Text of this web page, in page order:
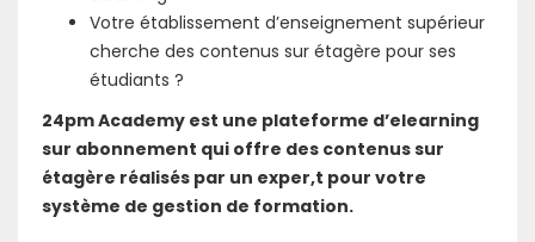
Votre établissement d’enseignement supérieur
cherche des contenus sur étagère pour ses
étudiants ?
24pm Academy est une plateforme d’elearning
sur abonnement qui offre des contenus sur
étagère réalisés par un exper,t pour votre
système de gestion de formation.